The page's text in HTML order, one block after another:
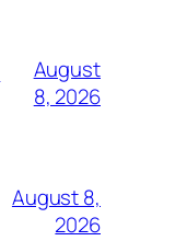
August
8, 2026
August 8,
2026